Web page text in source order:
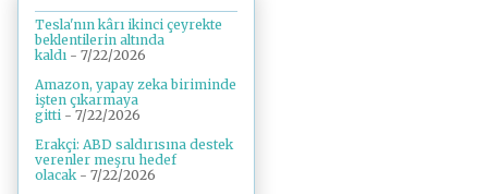
Tesla'nın kârı ikinci çeyrekte
beklentilerin altında
kaldı - 7/22/2026
Amazon, yapay zeka biriminde
işten çıkarmaya
gitti - 7/22/2026
Erakçi: ABD saldırısına destek
verenler meşru hedef
olacak - 7/22/2026